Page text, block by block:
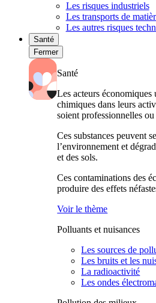
Les risques industriels
Les transports de
Les autres risques
Santé
Fermer
Santé
Les acteurs économiques
chimiques dans leurs
soient professionnelles
Ces substances peuvent
l’environnement et
et des sols.
Ces contaminations des
produire des effets
Voir le thème
Polluants et nuisances
Les sources de
Les bruits et les
La radioactivité
Les ondes